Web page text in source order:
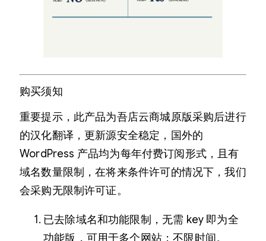
购买须知
重要提示，此产品为吾店云商城原版采购后进行
的汉化翻译，更新源安全稳定，国外的
WordPress 产品均为每年付费订阅形式，且有
域名数量限制，在将来条件许可的情况下，我们
会采购无限制许可证。
已去除域名和功能限制，无需 key 即为全
功能版，可用于多个网站；不限时间。